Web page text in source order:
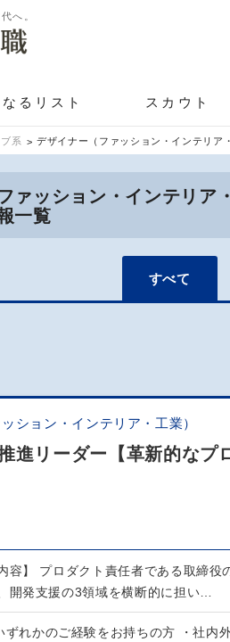
へ。
るリスト スカウト
系 デザイナー（ファッション・インテリア
ァッション・インテリア
一覧
すべて
ション・インテリア・工業）
進リーダー【革新的なプ
内容】 プロダクト責任者である取締
開発支援の3領域を横断的に担い…
ずれかのご経験をお持ちの方 ・社内